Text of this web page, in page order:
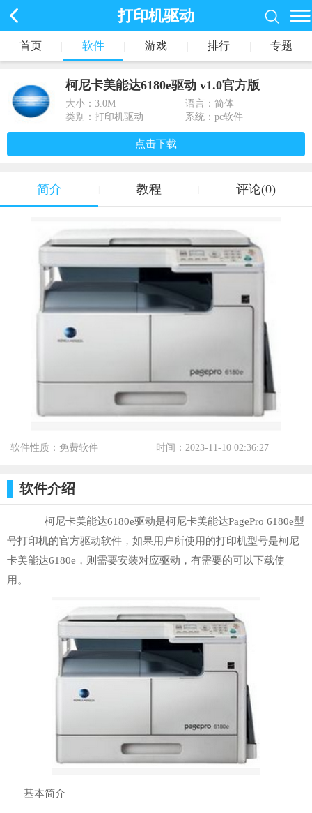
打印机驱动
首页 软件 游戏 排行 专题
柯尼卡美能达6180e驱动 v1.0官方版
大小： 3.0M
语言：简体
类别：打印机驱动
系统：pc软件
点击下载
简介 教程 评论(0)
软件性质：免费软件 时间：2023-11-10 02:36:27
软件介绍
柯尼卡美能达6180e驱动是柯尼卡美能达PagePro 6180e型
号打印机的官方驱动软件，如果用户所使用的打印机型号是柯尼
卡美能达6180e，则需要安装对应驱动，有需要的可以下载使
用。
基本简介